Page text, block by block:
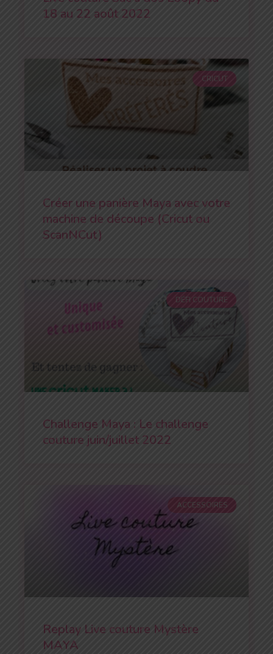
18 au 22 août 2022
CRICUT
Créer une panière Maya avec votre
machine de découpe (Cricut ou
ScanNCut)
DÉFI COUTURE
Challenge Maya : Le challenge
couture juin/juillet 2022
ACCESSOIRES
Replay Live couture Mystère
MAYA